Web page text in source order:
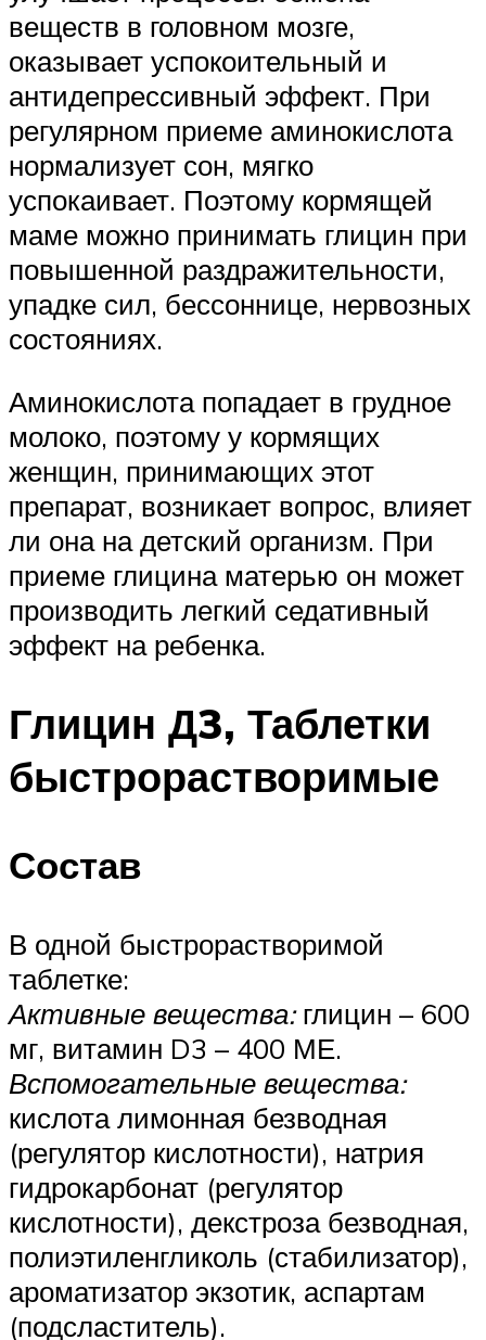
веществ в головном мозге,
оказывает успокоительный и
антидепрессивный эффект. При
регулярном приеме аминокислота
нормализует сон, мягко
успокаивает. Поэтому кормящей
маме можно принимать глицин при
повышенной раздражительности,
упадке сил, бессоннице, нервозных
состояниях.
Аминокислота попадает в грудное
молоко, поэтому у кормящих
женщин, принимающих этот
препарат, возникает вопрос, влияет
ли она на детский организм. При
приеме глицина матерью он может
производить легкий седативный
эффект на ребенка.
Глицин Д3, Таблетки
быстрорастворимые
Состав
В одной быстрорастворимой
таблетке:
Активные вещества:глицин – 600
мг, витамин D3 – 400 МЕ.
Вспомогательные вещества:
кислота лимонная безводная
(регулятор кислотности), натрия
гидрокарбонат (регулятор
кислотности), декстроза безводная,
полиэтиленгликоль (стабилизатор),
ароматизатор экзотик, аспартам
(подсластитель).